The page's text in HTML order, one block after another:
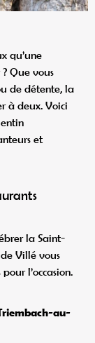
qu’une
Que vous
de détente, la
à deux. Voici
et
la Saint-
Villé vous
l’occasion.
au-